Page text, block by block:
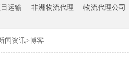
运输 非洲物流代理 物流代理公司
闻资讯>博客